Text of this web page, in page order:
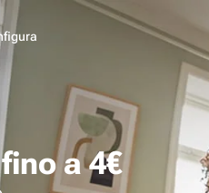
a 4€